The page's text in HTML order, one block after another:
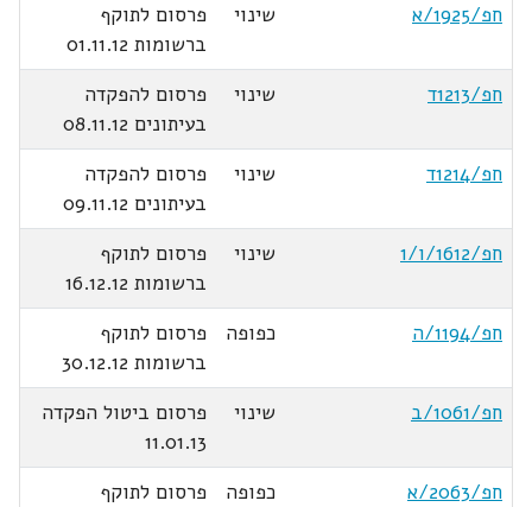
חפ/1925/א
שינוי
פרסום לתוקף
ברשומות 01.11.12
חפ/1213ד
שינוי
פרסום להפקדה
בעיתונים 08.11.12
חפ/1214ד
שינוי
פרסום להפקדה
בעיתונים 09.11.12
חפ/1612/ו/1
שינוי
פרסום לתוקף
ברשומות 16.12.12
חפ/1194/ה
כפופה
פרסום לתוקף
ברשומות 30.12.12
חפ/1061/ב
שינוי
פרסום ביטול הפקדה
11.01.13
חפ/2063/א
כפופה
פרסום לתוקף